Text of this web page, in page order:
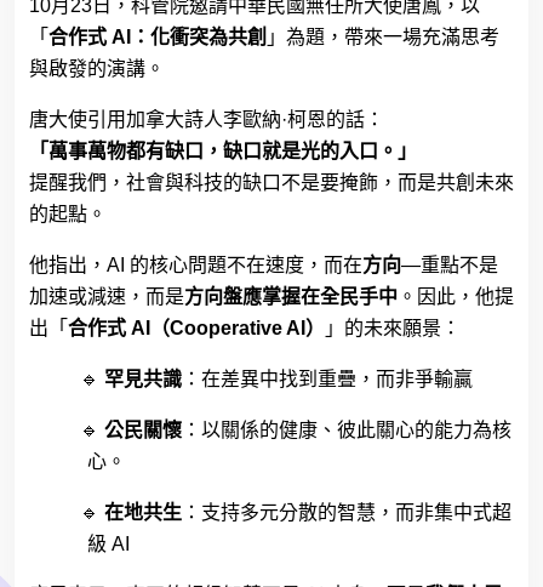
10月23日，科管院邀請中華民國無任所大使唐鳳，以
「 合作式 AI ：化衝突為共創 」為題，帶來一場充滿思考
與啟發的演講。
唐大使引用加拿大詩人李歐納·柯恩的話：
「萬事萬物都有缺口，缺口就是光的入口。」
提醒我們，社會與科技的缺口不是要掩飾，而是共創未來
的起點。
他指出， AI 的核心問題不在速度，而在方向—重點不是
加速或減速，而是方向盤應掌握在全民手中 。因此，他提
出「 合作式 AI （Cooperative AI ） 」的未來願景：
🔹 罕見共識 ：在差異中找到重疊，而非爭輸贏
🔹 公民關懷 ：以關係的健康、彼此關心的能力為核
心。
🔹 在地共生 ：支持多元分散的智慧，而非集中式超
級 AI